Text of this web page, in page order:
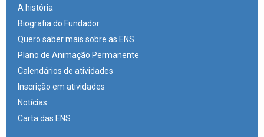
A história
Biografia do Fundador
Quero saber mais sobre as ENS
Plano de Animação Permanente
Calendários de atividades
Inscrição em atividades
Notícias
Carta das ENS